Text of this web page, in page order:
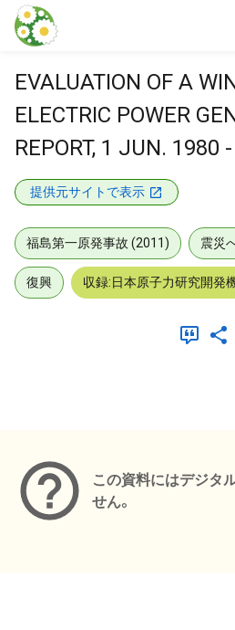
本文に飛ぶ
EVALUATION OF A
ELECTRIC POWER
REPORT, 1 JUN. 1980
提供元サイトで表示
福島第一原発事故 (2011) 震災
復興 収録:日本原子力研究開発
この資料にはデジタ
せん。